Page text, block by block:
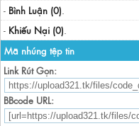
- Bình Luận (0).
- Khiếu Nại (0).
Mã nhúng tệp tin
Link Rút Gọn:
BBcode URL: